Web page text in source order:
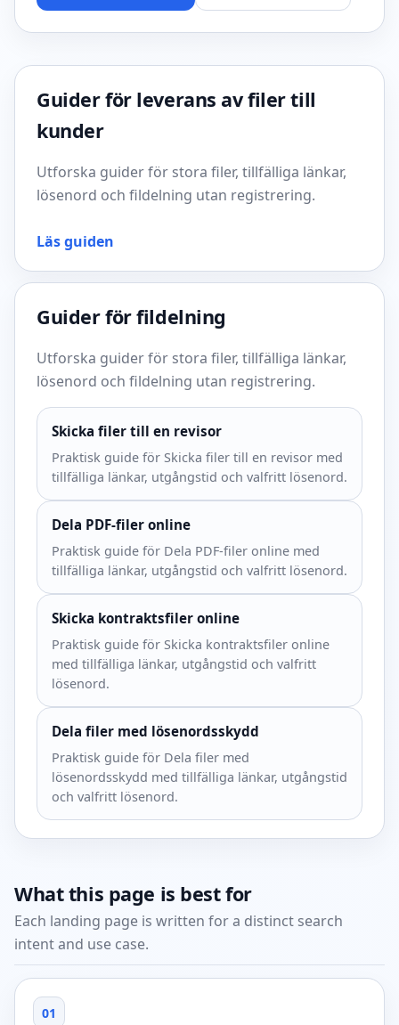
Guider för leverans av filer till
kunder
Utforska guider för stora filer, tillfälliga länkar,
lösenord och fildelning utan registrering.
Läs guiden
Guider för fildelning
Utforska guider för stora filer, tillfälliga länkar,
lösenord och fildelning utan registrering.
Skicka filer till en revisor
Praktisk guide för Skicka filer till en revisor med
tillfälliga länkar, utgångstid och valfritt lösenord.
Dela PDF-filer online
Praktisk guide för Dela PDF-filer online med
tillfälliga länkar, utgångstid och valfritt lösenord.
Skicka kontraktsfiler online
Praktisk guide för Skicka kontraktsfiler online
med tillfälliga länkar, utgångstid och valfritt
lösenord.
Dela filer med lösenordsskydd
Praktisk guide för Dela filer med
lösenordsskydd med tillfälliga länkar, utgångstid
och valfritt lösenord.
What this page is best for
Each landing page is written for a distinct search
intent and use case.
01